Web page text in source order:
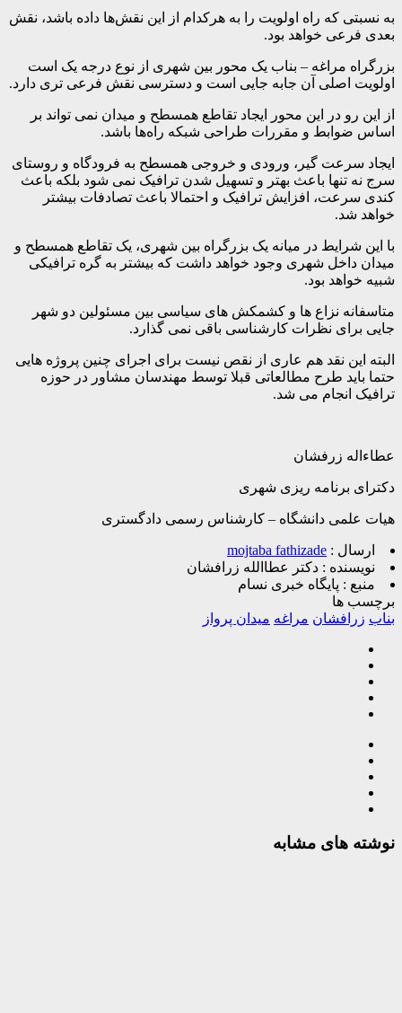
به نسبتی که راه اولویت را به هرکدام از این نقش‌ها داده باشد، نقش
بعدی فرعی خواهد بود.
بزرگراه مراغه – بناب یک محور بین شهری از نوع درجه یک است
اولویت اصلی آن جابه جایی است و دسترسی نقش فرعی تری دارد.
از این رو در این محور ایجاد تقاطع همسطح و میدان نمی تواند بر
اساس ضوابط و مقررات طراحی شبکه راه‌ها باشد.
ایجاد سرعت گیر، ورودی و خروجی همسطح به فرودگاه و روستای
سرج نه تنها باعث بهتر و تسهیل شدن ترافیک نمی شود بلکه باعث
کندی سرعت، افزایش ترافیک و احتمالا باعث تصادفات بیشتر
خواهد شد.
با این شرایط در میانه یک بزرگراه بین شهری، یک تقاطع همسطح و
میدان داخل شهری وجود خواهد داشت که بیشتر به گره ترافیکی
شبیه خواهد بود.
متاسفانه نزاع ها و کشمکش های سیاسی بین مسئولین دو شهر
جایی برای نظرات کارشناسی باقی نمی گذارد.
البته این نقد هم عاری از نقص نیست برای اجرای چنین پروژه هایی
حتما باید طرح مطالعاتی قبلا توسط مهندسان مشاور در حوزه
ترافیک انجام می شد.
عطاءاله زرفشان
دکترای برنامه ریزی شهری
هیات علمی دانشگاه – کارشناس رسمی دادگستری
ارسال : mojtaba fathizade
نویسنده : دکتر عطاالله زرافشان
منبع : پایگاه خبری نسام
برچسب ها
بناب زرافشان مراغه میدان پرواز
نوشته های مشابه